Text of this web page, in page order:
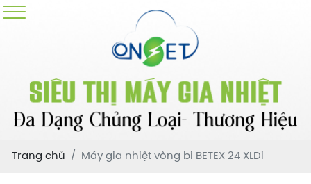
Trang chủ Máy gia nhiệt vòng bi BETEX 24 XLDi